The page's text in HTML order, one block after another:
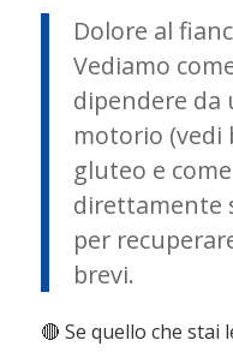
Dolore al
Vediamo
dipendere
motorio (vedi
gluteo e
direttamente
per
brevi.
🔴 Se quello che stai